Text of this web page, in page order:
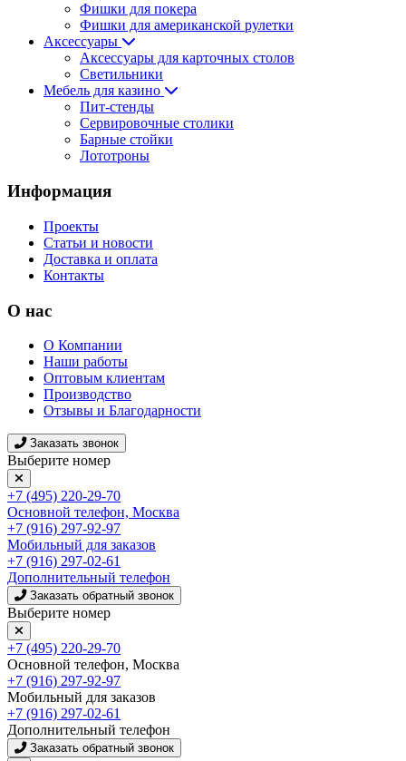
Фишки для покера
Фишки для американской рулетки
Аксессуары
Аксессуары для карточных столов
Светильники
Мебель для казино
Пит-стенды
Сервировочные столики
Барные стойки
Лототроны
Информация
Проекты
Статьи и новости
Доставка и оплата
Контакты
О нас
О Компании
Наши работы
Оптовым клиентам
Производство
Отзывы и Благодарности
Заказать звонок
Выберите номер
+7 (495) 220-29-70
Основной телефон, Москва
+7 (916) 297-92-97
Мобильный для заказов
+7 (916) 297-02-61
Дополнительный телефон
Заказать обратный звонок
Выберите номер
+7 (495) 220-29-70
Основной телефон, Москва
+7 (916) 297-92-97
Мобильный для заказов
+7 (916) 297-02-61
Дополнительный телефон
Заказать обратный звонок